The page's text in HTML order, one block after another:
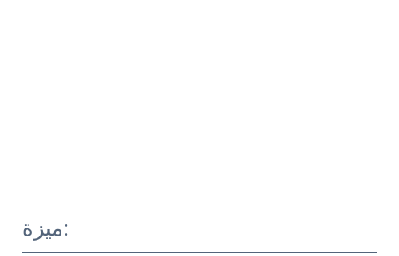
ميزة: